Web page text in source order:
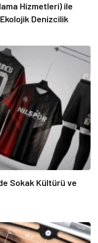
Hizmetleri) ile
Denizcilik
Sokak Kültürü ve